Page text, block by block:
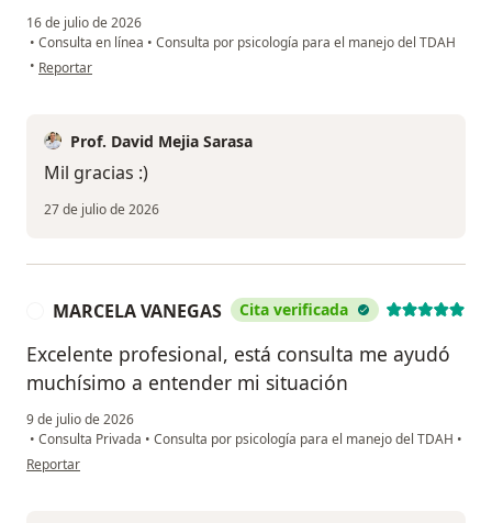
16 de julio de 2026
• Consulta en línea • Consulta por psicología para el manejo del TDAH
• en opinión del usuario Wandy A.
Reportar
Prof. David Mejia Sarasa
Mil gracias :)
27 de julio de 2026
MARCELA VANEGAS Cita verificada
Excelente profesional, está consulta me ayudó
muchísimo a entender mi situación
9 de julio de 2026
• Consulta Privada • Consulta por psicología para el manejo del TDAH •
en opinión del usuario MARCELA VANEGAS
Reportar